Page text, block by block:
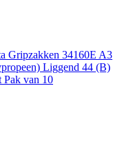
Gripzakken 34160E A3
Liggend 44 (B)
Pak van 10